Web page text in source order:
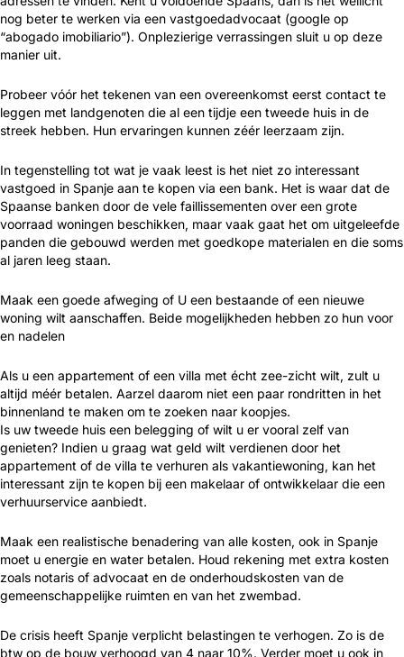
nog beter te werken via een vastgoedadvocaat (google op
“abogado imobiliario”). Onplezierige verrassingen sluit u op deze
manier uit.
Probeer vóór het tekenen van een overeenkomst eerst contact te
leggen met landgenoten die al een tijdje een tweede huis in de
streek hebben. Hun ervaringen kunnen zéér leerzaam zijn.
In tegenstelling tot wat je vaak leest is het niet zo interessant
vastgoed in Spanje aan te kopen via een bank. Het is waar dat de
Spaanse banken door de vele faillissementen over een grote
voorraad woningen beschikken, maar vaak gaat het om uitgeleefde
panden die gebouwd werden met goedkope materialen en die soms
al jaren leeg staan.
Maak een goede afweging of U een bestaande of een nieuwe
woning wilt aanschaffen. Beide mogelijkheden hebben zo hun voor
en nadelen
Als u een appartement of een villa met écht zee-zicht wilt, zult u
altijd méér betalen. Aarzel daarom niet een paar rondritten in het
binnenland te maken om te zoeken naar koopjes.
Is uw tweede huis een belegging of wilt u er vooral zelf van
genieten? Indien u graag wat geld wilt verdienen door het
appartement of de villa te verhuren als vakantiewoning, kan het
interessant zijn te kopen bij een makelaar of ontwikkelaar die een
verhuurservice aanbiedt.
Maak een realistische benadering van alle kosten, ook in Spanje
moet u energie en water betalen. Houd rekening met extra kosten
zoals notaris of advocaat en de onderhoudskosten van de
gemeenschappelijke ruimten en van het zwembad.
De crisis heeft Spanje verplicht belastingen te verhogen. Zo is de
btw op de bouw verhoogd van 4 naar 10%. Verder moet u ook in